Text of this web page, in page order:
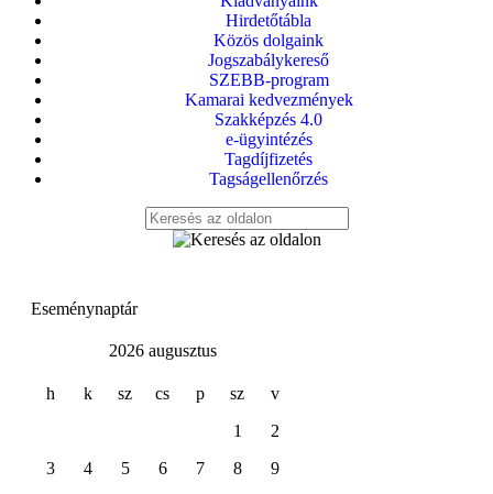
Hirdetőtábla
Közös dolgaink
Jogszabálykereső
SZEBB-program
Kamarai kedvezmények
Szakképzés 4.0
e-ügyintézés
Tagdíjfizetés
Tagságellenőrzés
Eseménynaptár
2026 augusztus
h k sz cs p sz
v
1
2
3
4 5 6 7 8
9